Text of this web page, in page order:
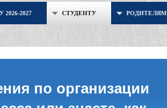
2027 СТУДЕНТУ РОДИТЕЛЯМ
по организации